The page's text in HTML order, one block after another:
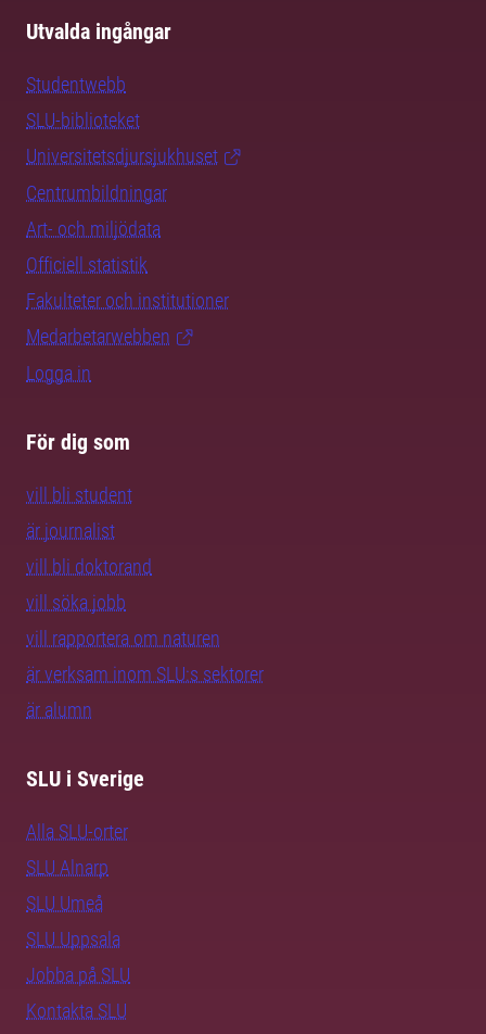
Utvalda ingångar
Studentwebb
SLU-biblioteket
Universitetsdjursjukhuset
Centrumbildningar
Art- och miljödata
Officiell statistik
Fakulteter och institutioner
Medarbetarwebben
Logga in
För dig som
vill bli student
är journalist
vill bli doktorand
vill söka jobb
vill rapportera om naturen
är verksam inom SLU:s sektorer
är alumn
SLU i Sverige
Alla SLU-orter
SLU Alnarp
SLU Umeå
SLU Uppsala
Jobba på SLU
Kontakta SLU